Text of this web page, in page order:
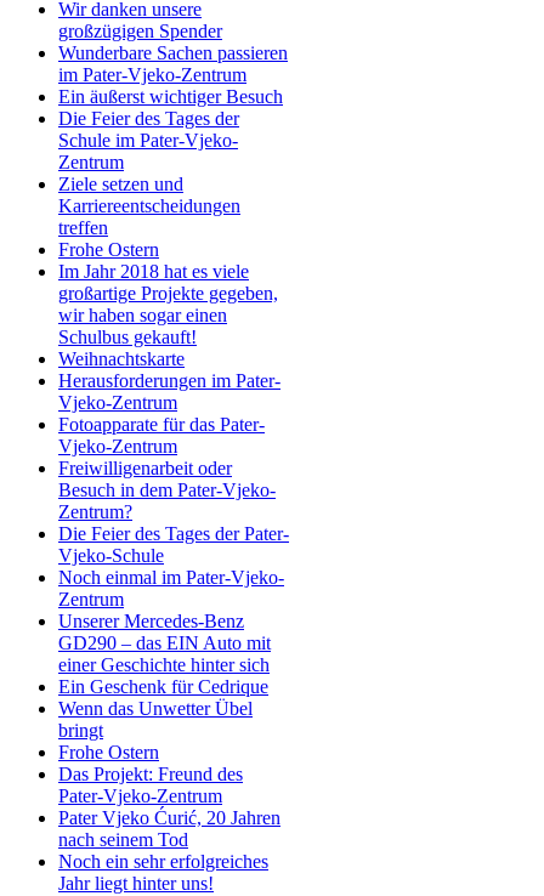
Wir danken unsere
großzügigen Spender
Wunderbare Sachen passieren
im Pater-Vjeko-Zentrum
Ein äußerst wichtiger Besuch
Die Feier des Tages der
Schule im Pater-Vjeko-
Zentrum
Ziele setzen und
Karriereentscheidungen
treffen
Frohe Ostern
Im Jahr 2018 hat es viele
großartige Projekte gegeben,
wir haben sogar einen
Schulbus gekauft!
Weihnachtskarte
Herausforderungen im Pater-
Vjeko-Zentrum
Fotoapparate für das Pater-
Vjeko-Zentrum
Freiwilligenarbeit oder
Besuch in dem Pater-Vjeko-
Zentrum?
Die Feier des Tages der Pater-
Vjeko-Schule
Noch einmal im Pater-Vjeko-
Zentrum
Unserer Mercedes-Benz
GD290 – das EIN Auto mit
einer Geschichte hinter sich
Ein Geschenk für Cedrique
Wenn das Unwetter Übel
bringt
Frohe Ostern
Das Projekt: Freund des
Pater-Vjeko-Zentrum
Pater Vjeko Ćurić, 20 Jahren
nach seinem Tod
Noch ein sehr erfolgreiches
Jahr liegt hinter uns!